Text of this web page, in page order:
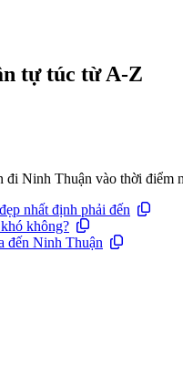
tự túc từ A-Z
Ninh Thuận vào thời điểm
nhất định phải đến
không?
đến Ninh Thuận